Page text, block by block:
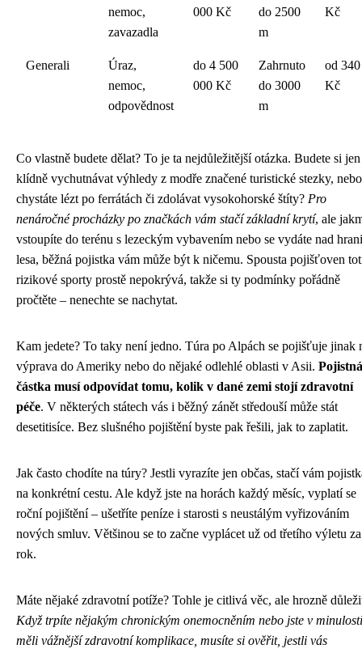
nemoc,
zavazadla
000 Kč
do 2500
m
Kč
Generali
Úraz,
nemoc,
odpovědnost
do 4 500
000 Kč
Zahrnuto
do 3000
m
od 340
Kč
Co vlastně budete dělat? To je ta nejdůležitější otázka. Budete si jen
klídně vychutnávat výhledy z modře značené turistické stezky,
chystáte lézt po ferrátách či zdolávat vysokohorské štíty? Pro
nenáročné procházky po značkách vám stačí základní krytí, ale
vstoupíte do terénu s lezeckým vybavením nebo se vydáte nad
lesa, běžná pojistka vám může být k ničemu. Spousta pojišťoven
rizikové sporty prostě nepokrývá, takže si ty podmínky pořádně
pročtěte – nenechte se nachytat.
Kam jedete? To taky není jedno. Túra po Alpách se pojišťuje jinak
výprava do Ameriky nebo do nějaké odlehlé oblasti v Asii. Pojistná
částka musí odpovídat tomu, kolik v dané zemi stojí zdravotní
péče. V některých státech vás i běžný zánět středouší může stát
desetitisíce. Bez slušného pojištění byste pak řešili, jak to zaplatit.
Jak často chodíte na túry? Jestli vyrazíte jen občas, stačí vám
na konkrétní cestu. Ale když jste na horách každý měsíc, vyplatí se
roční pojištění – ušetříte peníze i starosti s neustálým vyřizováním
nových smluv. Většinou se to začne vyplácet už od třetího výletu za
rok.
Máte nějaké zdravotní potíže? Tohle je citlivá věc, ale hrozně
Když trpíte nějakým chronickým onemocněním nebo jste v minulosti
měli vážnější zdravotní komplikace, musíte si ověřit, jestli vás